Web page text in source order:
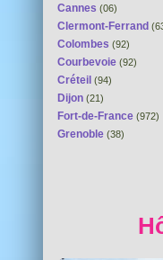
Cannes (06)
Clermont-Ferrand
Colombes (92)
Courbevoie (92)
Créteil (94)
Dijon (21)
Fort-de-France (972)
Grenoble (38)